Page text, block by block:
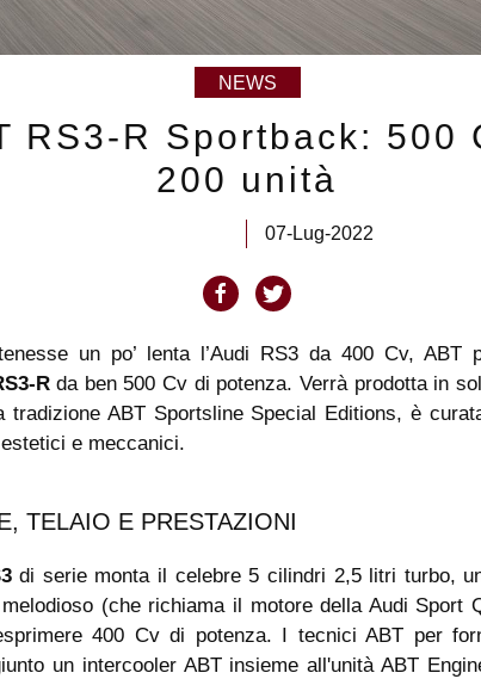
NEWS
RS3-R Sportback: 500
200 unità
07-Lug-2022
un po’ lenta l’Audi RS3 da 400 Cv, ABT
Rda ben 500 Cv di potenza. Verrà prodotta in
tradizione ABT Sportsline Special Editions, è
e meccanici.
TELAIO E PRESTAZIONI
di serie monta il celebre 5 cilindri 2,5 litri turbo,
(che richiama il motore della Audi Sport
400 Cv di potenza. I tecnici ABT per
un intercooler ABT insieme all'unità ABT